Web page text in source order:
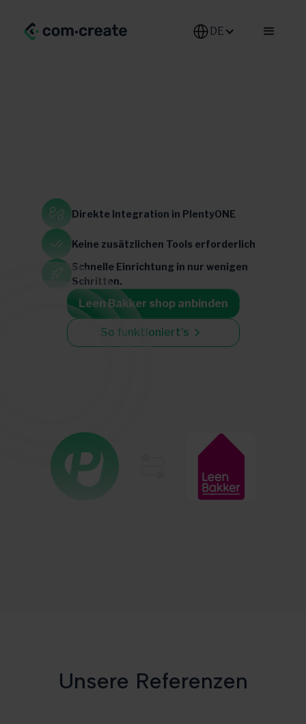
Niederlande
DE-DE
Direkte Integration in PlentyONE
Keine zusätzlichen Tools erforderlich
Schnelle Einrichtung in nur wenigen
Schritten.
Leen Bakker shop anbinden
So funktioniert’s
Unsere Referenzen